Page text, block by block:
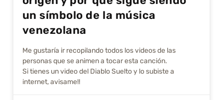
un símbolo de la música
venezolana
Me gustarí­a ir recopilando todos los videos de las
personas que se animen a tocar esta canción.
Si tienes un video del Diablo Suelto y lo subiste a
internet, avisame!!